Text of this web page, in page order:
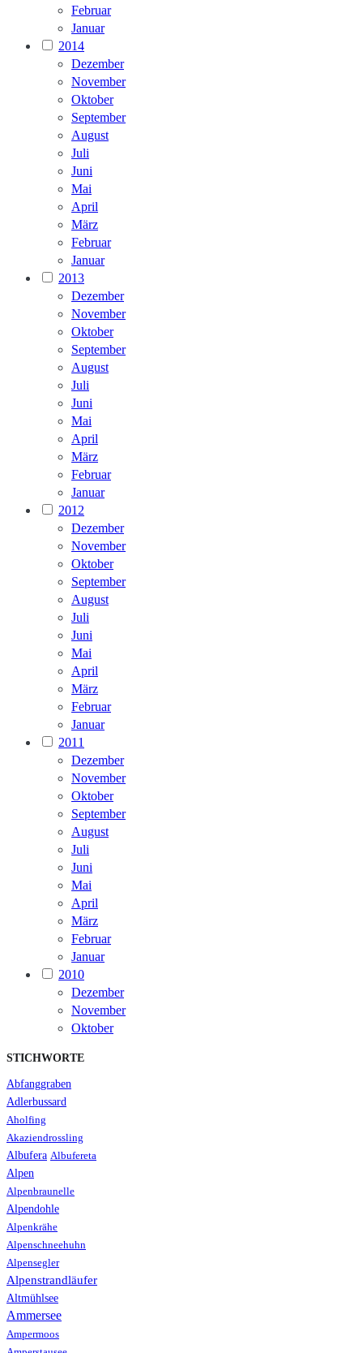
Februar
Januar
2014
Dezember
November
Oktober
September
August
Juli
Juni
Mai
April
März
Februar
Januar
2013
Dezember
November
Oktober
September
August
Juli
Juni
Mai
April
März
Februar
Januar
2012
Dezember
November
Oktober
September
August
Juli
Juni
Mai
April
März
Februar
Januar
2011
Dezember
November
Oktober
September
August
Juli
Juni
Mai
April
März
Februar
Januar
2010
Dezember
November
Oktober
STICHWORTE
Abfanggraben
Adlerbussard
Aholfing
Akaziendrossling
Albufera Albufereta
Alpen
Alpenbraunelle
Alpendohle
Alpenkrähe
Alpenschneehuhn
Alpensegler
Alpenstrandläufer
Altmühlsee
Ammersee
Ampermoos